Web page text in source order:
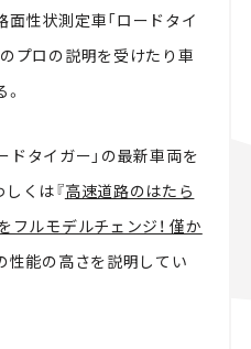
面性状測定車「ロードタイ
プロの説明を受けたり車
ドタイガー」の最新車両を
くは『高速道路のはたら
フルモデルチェンジ！ 僅か
性能の高さを説明してい